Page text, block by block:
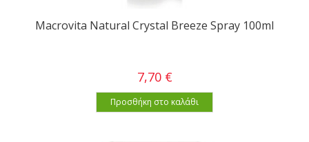
Macrovita Natural Crystal Breeze Spray 100ml
7,70 €
Προσθήκη στο καλάθι